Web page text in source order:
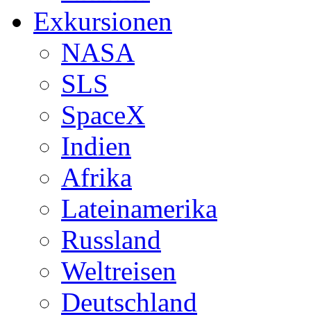
Exkursionen
NASA
SLS
SpaceX
Indien
Afrika
Lateinamerika
Russland
Weltreisen
Deutschland